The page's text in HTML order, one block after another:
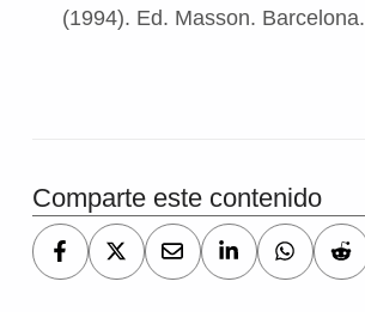
(1994). Ed. Masson. Barcelona.
Comparte este contenido